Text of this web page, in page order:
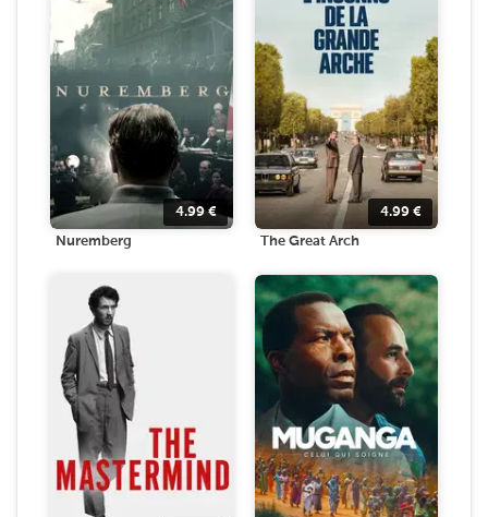
4.99€
Nuremberg
4.99 €
The Great Arch